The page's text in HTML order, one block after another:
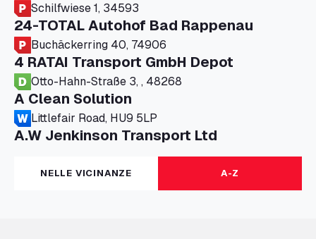
Schilfwiese 1, 34593
24-TOTAL Autohof Bad Rappenau
Buchäckerring 40, 74906
4 RATAI Transport GmbH Depot
Otto-Hahn-Straße 3, , 48268
A Clean Solution
Littlefair Road, HU9 5LP
A.W Jenkinson Transport Ltd
Progress House, ME11 5GA
A+G Nettetal - Depot Parking
Am Panneschopp 7, 41334
NELLE VICINANZE A-Z